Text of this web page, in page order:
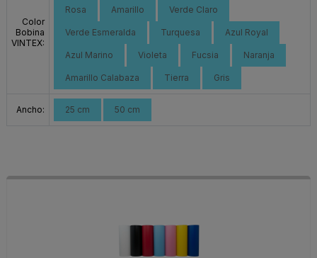
Color
Bobina
VINTEX:
Rosa Amarillo Verde Claro
Verde Esmeralda Turquesa Azul Royal
Azul Marino Violeta Fucsia Naranja
Amarillo Calabaza Tierra Gris
Ancho: 25 cm 50 cm